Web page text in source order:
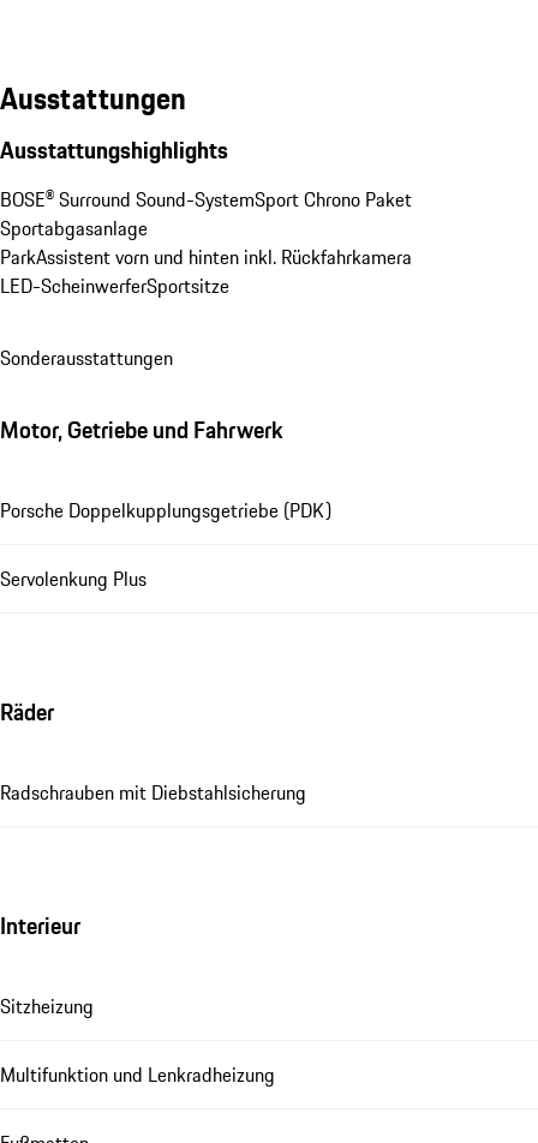
Ausstattungen
Ausstattungshighlights
BOSE® Surround Sound-SystemSport Chrono Paket
Sportabgasanlage
ParkAssistent vorn und hinten inkl. Rückfahrkamera
LED-ScheinwerferSportsitze
Sonderausstattungen
Motor, Getriebe und Fahrwerk
Porsche Doppelkupplungsgetriebe (PDK)
Servolenkung Plus
Räder
Radschrauben mit Diebstahlsicherung
Interieur
Sitzheizung
Multifunktion und Lenkradheizung